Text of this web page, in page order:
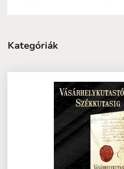
Kategóriák